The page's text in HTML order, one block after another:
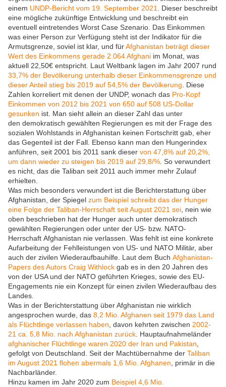
einem UNDP-Bericht vom 19. September 2021
. Dieser beschreibt
eine mögliche zukünftige Entwicklung und beschreibt ein
eventuell eintretendes Worst Case Szenario. Das Einkommen
was einer Person zur Verfügung steht ist der Indikator für die
Armutsgrenze, soviel ist klar, und fürAfghanistan beträgt dieser
Wert des Einkommens gerade 2.064 Afghani im Monat, was
aktuell 22,50€ entspricht. Laut Weltbank lagen im Jahr 2007 rund
33,7% der Bevölkerung unterhalb dieser Einkommensgrenze und
dieser Anteil stieg bis 2019 auf 54,5% der Bevölkerung . Diese
Zahlen korreliert mit denen der UNDP, wonach das Pro-Kopf
Einkommen von 2012 bis 2021 von 650 auf 508 US-Dollar
gesunken ist. Man sieht allein an dieser Zahl das unter
den demokratisch gewählten Regierungen es mit der Frage des
sozialen Wohlstands in Afghanistan keinen Fortschritt gab, eher
das Gegenteil ist der Fall. Ebenso kann man den Hungerindex
anführen, seit 2001 bis 2011 sank dieser von 47,8% auf 20,2%,
um dann wieder zu steigen bis 2019 auf 29,8/% . So verwundert
es nicht, das die Taliban seit 2011 auch immer mehr Zulauf
erhielten.
Was mich besonders verwundert ist die Berichterstattung über
Afghanistan, der Spiegel zum Beispiel schreibt das der Hunger
eine Folge der Taliban-Herrschaft seit August 2021 sei , nein wie
oben beschrieben hat der Hunger auch unter demokratisch
gewählten Regierungen oder unter der US- bzw. NATO-
Herrschaft Afghanistan nie verlassen. Was fehlt ist eine konkrete
Aufarbeitung der Fehlleistungen von US- und NATO Militär, aber
auch der zivilen Wiederaufbauhilfe. Laut dem Buch Afghanistan-
Papers des Autors Craig Withlock gab es in den 20 Jahren des
von der USA und der NATO geführten Krieges, sowie des EU-
Engagements nie ein Konzept für einen zivilen Wiederaufbau des
Landes.
Was in der Berichterstattung über Afghanistan nie wirklich
angesprochen wurde, das 8,2 Mio. Afghanen seit 1979 das Land
als Flüchtlinge verlassen haben , davon kehrten zwischen 2002-
21 ca. 5,8 Mio. nach Afghanistan zurück . Hauptaufnahmeländer
afghanischer Flüchtlinge waren 2020 der Iran und Pakistan
gefolgt von Deutschland. Seit der Machtübernahme der Taliban
im August 2021 flohen abermals 1,6 Mio. Afghanen , primär in die
Nachbarländer.
Hinzu kamen im Jahr 2020 zum Beispiel 4,6 Mio.